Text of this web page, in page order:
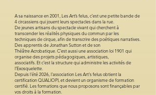
A sa naissance en 2001, Les Art’s felus, c’est une petite bande de
4 circassiens qui jouent leurs spectacles dans la rue.
De jeunes artisans du spectacle vivant qui cherchent à
transcender les réalités physiques du commun par les
techniques de cirque, afin de transcrire des poétiques narratives.
Des apprentis de Jonathan Sutton et de son
Théâtre Acrobatique. C’est aussi une association loi 1901 qui
organise des projets pédagogiques, artistiques,
associatifs. Et c’est la structure qui administre les activités de
l’Exosquelette.
Depuis l'été 2026, l'association Les Art's felus obtient la
certification QUALIOPI, et devient un organisme de formation
certifié. Les formations que nous proposons sont finançables par
vos droits à la formation.